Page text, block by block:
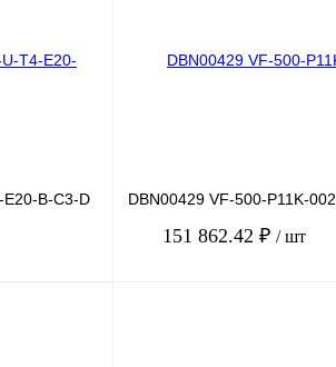
B-C3-D DBN00429 VF-500-P11K-
151 862.42 ₽ / шт